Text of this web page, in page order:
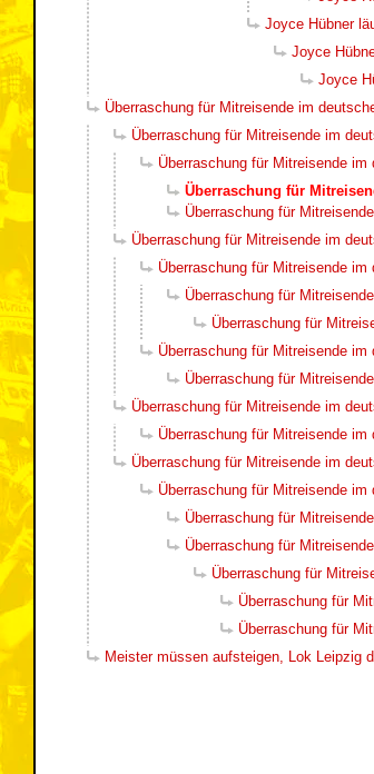
Joyce Hübner
Joyce
Joyce
Überraschung für Mitreisende im
Überraschung für Mitreisende im
Überraschung für Mitreisende im
Überraschung für
Überraschung für
Überraschung für Mitreisende im
Überraschung für Mitreisende im
Überraschung für
Überraschung für
Überraschung für Mitreisende im
Überraschung für
Überraschung für Mitreisende im
Überraschung für Mitreisende im
Überraschung für Mitreisende im
Überraschung für Mitreisende im
Überraschung für
Überraschung für
Überraschung für
Überraschung für
Überraschung für
Meister müssen aufsteigen, Lok Leipzig